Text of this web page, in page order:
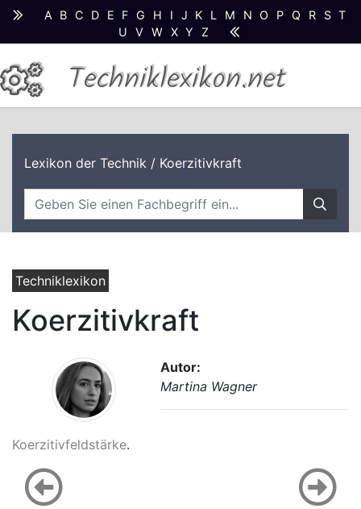
A B C D E F G H I J K L M N O P Q R S T
U
V W X Y Z
Techniklexikon.net
Lexikon der Technik / Koerzitivkraft
Techniklexikon
Koerzitivkraft
Autor:
Martina Wagner
Koerzitivfeldstärke.